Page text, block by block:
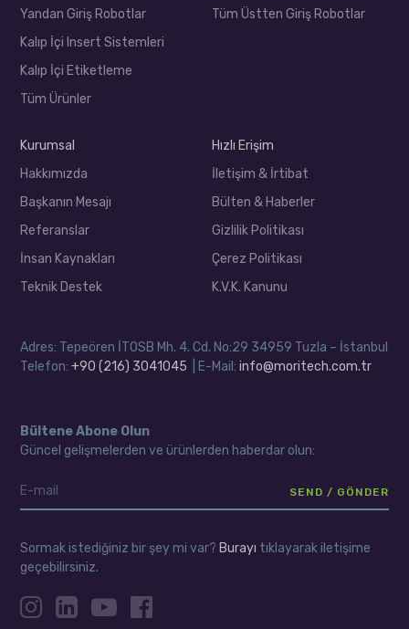
Yandan Giriş Robotlar
Kalıp İçi Insert Sistemleri
Kalıp İçi Etiketleme
Tüm Ürünler
Tüm Üstten Giriş Robotlar
Kurumsal
Hakkımızda
Başkanın Mesajı
Referanslar
İnsan Kaynakları
Teknik Destek
Hızlı Erişim
İletişim & İrtibat
Bülten & Haberler
Gizlilik Politikası
Çerez Politikası
K.V.K. Kanunu
Adres: Tepeören İTOSB Mh. 4. Cd. No:29 34959 Tuzla – İstanbul
Telefon:+90 (216) 3041045 | E-Mail:info@moritech.com.tr
Bültene Abone Olun
Güncel gelişmelerden ve ürünlerden haberdar olun:
Sormak istediğiniz bir şey mi var? Burayı tıklayarak iletişime
geçebilirsiniz.